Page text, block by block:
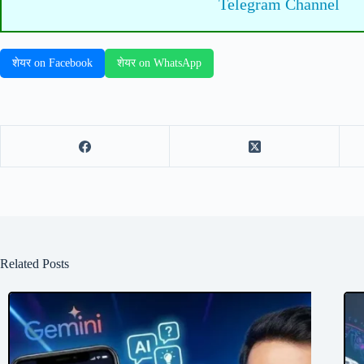
Telegram Channel
शेयर on Facebook शेयर on WhatsApp
Related Posts